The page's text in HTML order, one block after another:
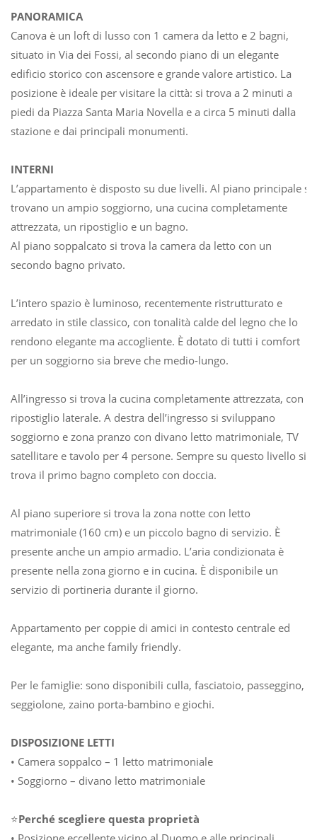
PANORAMICA
Canova è un loft di lusso con 1 camera da letto e 2 bagni,
situato in Via dei Fossi, al secondo piano di un elegante
edificio storico con ascensore e grande valore artistico. La
posizione è ideale per visitare la città: si trova a 2 minuti a
piedi da Piazza Santa Maria Novella e a circa 5 minuti dalla
stazione e dai principali monumenti.
INTERNI
L’appartamento è disposto su due livelli. Al piano principale si
trovano un ampio soggiorno, una cucina completamente
attrezzata, un ripostiglio e un bagno.
Al piano soppalcato si trova la camera da letto con un
secondo bagno privato.
L’intero spazio è luminoso, recentemente ristrutturato e
arredato in stile classico, con tonalità calde del legno che lo
rendono elegante ma accogliente. È dotato di tutti i comfort
per un soggiorno sia breve che medio-lungo.
All’ingresso si trova la cucina completamente attrezzata, con
ripostiglio laterale. A destra dell’ingresso si sviluppano
soggiorno e zona pranzo con divano letto matrimoniale, TV
satellitare e tavolo per 4 persone. Sempre su questo livello si
trova il primo bagno completo con doccia.
Al piano superiore si trova la zona notte con letto
matrimoniale (160 cm) e un piccolo bagno di servizio. È
presente anche un ampio armadio. L’aria condizionata è
presente nella zona giorno e in cucina. È disponibile un
servizio di portineria durante il giorno.
Appartamento per coppie di amici in contesto centrale ed
elegante, ma anche family friendly.
Per le famiglie: sono disponibili culla, fasciatoio, passeggino,
seggiolone, zaino porta-bambino e giochi.
DISPOSIZIONE LETTI
• Camera soppalco – 1 letto matrimoniale
• Soggiorno – divano letto matrimoniale
⭐Perché scegliere questa proprietà